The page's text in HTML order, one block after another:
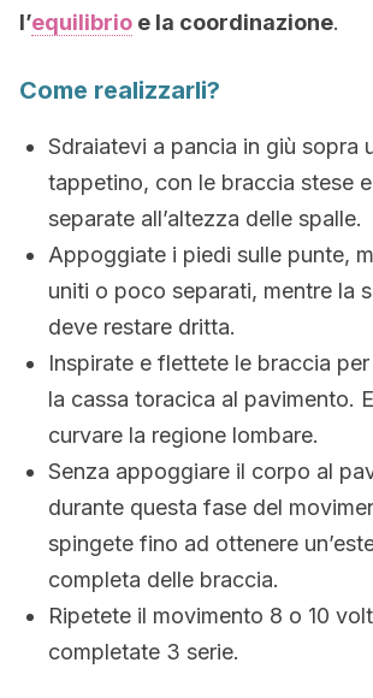
l’equilibrio e la coordinazione.
Come realizzarli?
Sdraiatevi a pancia in giù sopra
tappetino, con le braccia stese
separate all’altezza delle spalle.
Appoggiate i piedi sulle punte,
uniti o poco separati, mentre la
deve restare dritta.
Inspirate e flettete le braccia
la cassa toracica al pavimento.
curvare la regione lombare.
Senza appoggiare il corpo al
durante questa fase del
spingete fino ad ottenere
completa delle braccia.
Ripetete il movimento 8 o 10
completate 3 serie.